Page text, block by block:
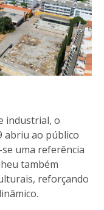
industrial, o
abriu ao público
uma referência
também
reforçando